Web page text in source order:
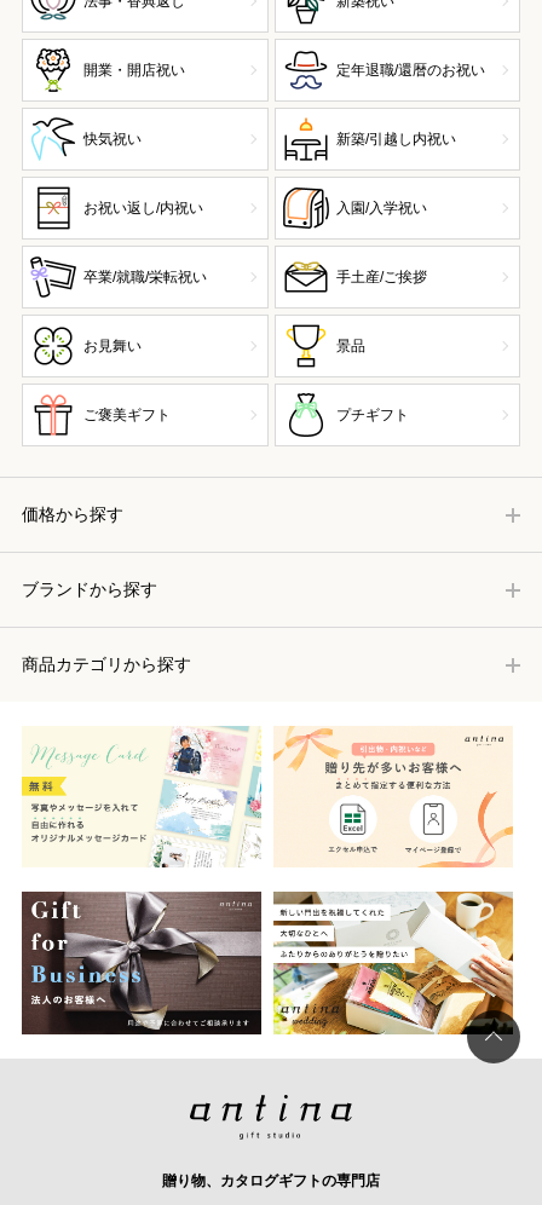
開業・開店祝い 定年退職/還暦のお祝い
快気祝い 新築/引越し内祝い
お祝い返し/内祝い 入園/入学祝い
卒業/就職/栄転祝い 手土産/ご挨拶
お見舞い 景品
ご褒美ギフト プチギフト
価格から探す
ブランドから探す
商品カテゴリから探す
贈り物、カタログギフトの専門店